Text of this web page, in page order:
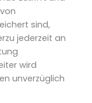
sind,
jederzeit an
wird
unverzüglich